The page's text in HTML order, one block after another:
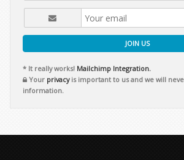
JOIN US
* It really works! Mailchimp Integration.
Your privacyis important to us and we will
information.